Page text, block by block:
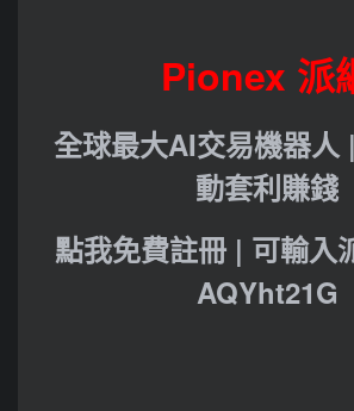
Pionex 派
全球最大AI交易機器人
動套利賺錢
點我免費註冊 | 可輸入
AQYht21G